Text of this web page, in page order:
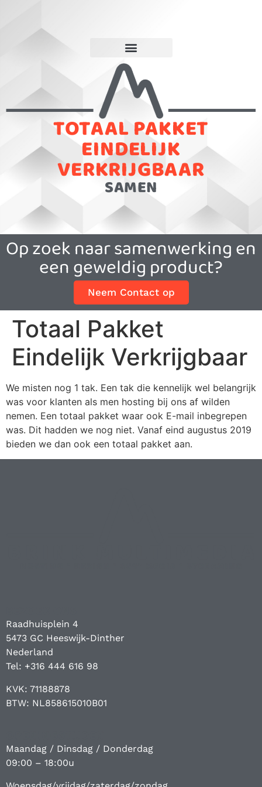
TOTAAL PAKKET
EINDELIJK
VERKRIJGBAAR
SAMEN
Op zoek naar samenwerking en
een geweldig product?
Neem Contact op
Totaal Pakket
Eindelijk Verkrijgbaar
We misten nog 1 tak. Een tak die kennelijk wel belangrijk
was voor klanten als men hosting bij ons af wilden
nemen. Een totaal pakket waar ook E-mail inbegrepen
was. Dit hadden we nog niet. Vanaf eind augustus 2019
bieden we dan ook een totaal pakket aan.
Raadhuisplein 4
5473 GC Heeswijk-Dinther
Nederland
Tel: +316 444 616 98
KVK: 71188878
BTW: NL858615010B01
Maandag / Dinsdag / Donderdag
09:00 – 18:00u